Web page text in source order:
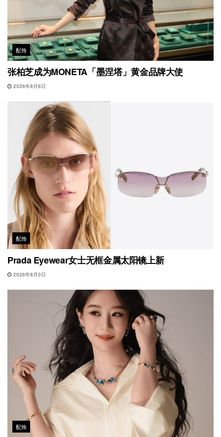
配饰
张柏芝成为MONETA「墨涅塔」黄金品牌大使
2026年8月6日
配饰
Prada Eyewear女士无框金属太阳镜上新
2026年8月3日
配饰